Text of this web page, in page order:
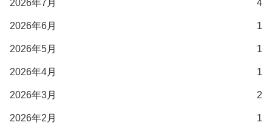
2026年7月 4
2026年6月 1
2026年5月 1
2026年4月 1
2026年3月 2
2026年2月 1